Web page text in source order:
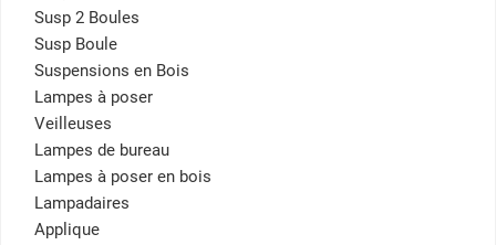
Susp 2 Boules
Susp Boule
Suspensions en Bois
Lampes à poser
Veilleuses
Lampes de bureau
Lampes à poser en bois
Lampadaires
Applique